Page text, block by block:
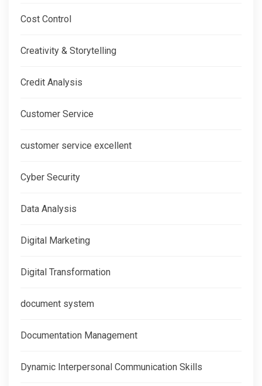
Cost Control
Creativity & Storytelling
Credit Analysis
Customer Service
customer service excellent
Cyber Security
Data Analysis
Digital Marketing
Digital Transformation
document system
Documentation Management
Dynamic Interpersonal Communication Skills